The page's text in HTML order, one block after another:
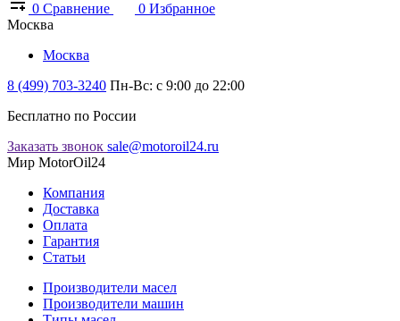
0 Сравнение 0 Избранное
Москва
Москва
8 (499) 703-3240 Пн-Вс: с 9:00 до 22:00
Бесплатно по России
Заказать звонок sale@motoroil24.ru
Мир MotorOil24
Компания
Доставка
Оплата
Гарантия
Статьи
Производители масел
Производители машин